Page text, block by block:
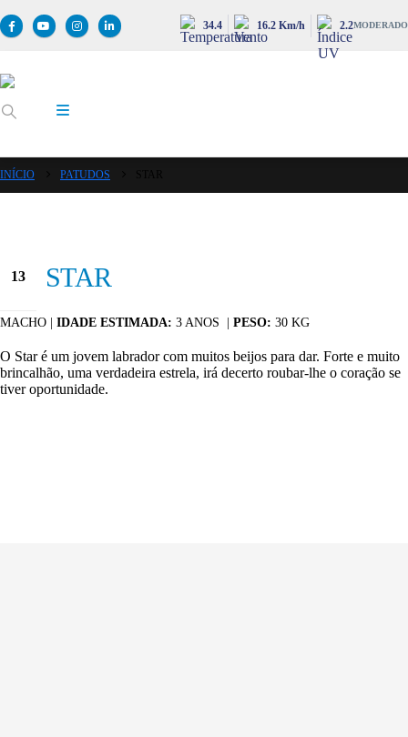
34.4 16.2 Km/h 2.2MODERADO
INÍCIO PATUDOS
13 STAR
MACHO | IDADE ESTIMADA: 3 ANOS | PESO: 30 KG
O Star é um jovem labrador com muitos beijos para dar. Forte e muito
brincalhão, uma verdadeira estrela, irá decerto roubar-lhe o coração se
tiver oportunidade.